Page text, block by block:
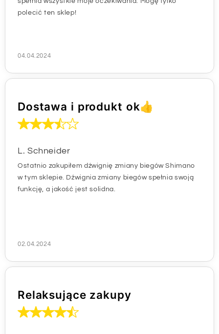
polecić ten sklep!
04.04.2024
Dostawa i produkt ok👍
L. Schneider
Ostatnio zakupiłem dźwignię zmiany biegów Shimano
w tym sklepie. Dźwignia zmiany biegów spełnia swoją
funkcję, a jakość jest solidna.
02.04.2024
Relaksujące zakupy